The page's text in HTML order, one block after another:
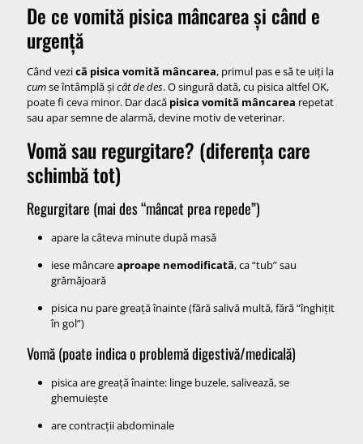
Când trebuie consult chiar dacă nu pare “urgență”
Ce poate recomanda veterinarul (ca să știi la ce să te aștepți)
FAQ rapid (cele mai comune situații)
Concluzie
De ce vomită pisica mâncarea și când e
urgență
Când vezică pisica vomită mâncarea, primul pas e să te uiți la
cumse întâmplă șicât de des. O singură dată, cu pisica altfel OK,
poate fi ceva minor. Dar dacă pisica vomită mâncarea repetat
sau apar semne de alarmă, devine motiv de veterinar.
Vomă sau regurgitare? (diferența care
schimbă tot)
Regurgitare (mai des “mâncat prea repede”)
apare la câteva minute după masă
iese mâncareaproape nemodificată, ca “tub” sau
grămăjoară
pisica nu pare greață înainte (fără salivă multă, fără “înghițit
în gol”)
Vomă (poate indica o problemă digestivă/medicală)
pisica are greață înainte: linge buzele, salivează, se
ghemuiește
are contracții abdominale